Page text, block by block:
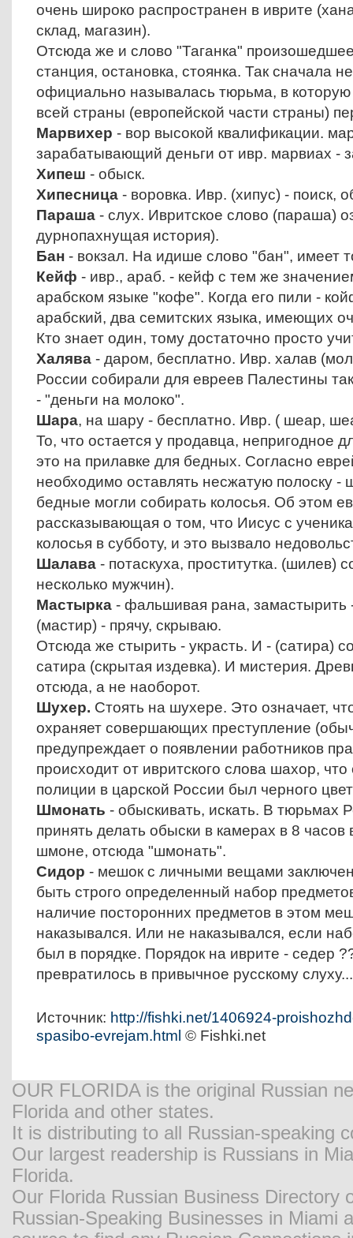
очень широко распространен в иврите
склад, магазин).
Отсюда же и слово "Таганка"
станция, остановка, стоянка. Так сначала
официально называлась тюрьма, в
всей страны (европейской части страны)
Марвихер - вор высокой квалификации.
зарабатывающий деньги от ивр. марвиах -
Хипеш - обыск.
Хипесница - воровка. Ивр. (хипус) - поиск,
Параша - слух. Ивритское слово (параша)
дурнопахнущая история).
Бан - вокзал. На идише слово "бан", имеет
Кейф - ивр., араб. - кейф с тем же
арабском языке "кофе". Когда его пили -
арабский, два семитских языка, имеющих
Кто знает один, тому достаточно просто
Халява - даром, бесплатно. Ивр. халав
России собирали для евреев Палестины
- "деньги на молоко".
Шара, на шару - бесплатно. Ивр. ( шеар,
То, что остается у продавца, непригодное
это на прилавке для бедных. Согласно
необходимо оставлять несжатую полоску -
бедные могли собирать колосья. Об этом
рассказывающая о том, что Иисус с
колосья в субботу, и это вызвало
Шалава - потаскуха, проститутка. (шилев)
несколько мужчин).
Мастырка - фальшивая рана, замастырить
(мастир) - прячу, скрываю.
Отсюда же стырить - украсть. И - (сатира)
сатира (скрытая издевка). И мистерия.
отсюда, а не наоборот.
Шухер. Стоять на шухере. Это означает,
охраняет совершающих преступление
предупреждает о появлении работников
происходит от ивритского слова шахор,
полиции в царской России был черного
Шмонать - обыскивать, искать. В тюрьмах
принять делать обыски в камерах в 8
шмоне, отсюда "шмонать".
Сидор - мешок с личными вещами
быть строго определенный набор
наличие посторонних предметов в этом
наказывался. Или не наказывался, если
был в порядке. Порядок на иврите - седер
превратилось в привычное русскому слуху...
Источник: http://fishki.net/1406924-
spasibo-evrejam.html © Fishki.net
OUR FLORIDA is the original Russian
Florida and other states.
It is distributing to all Russian-speaking
Our largest readership is Russians in
Florida.
Our Florida Russian Business Directory
Russian-Speaking Businesses in Miami